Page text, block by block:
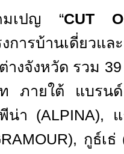
มเปญ “CUT
งการบ้านเดี่ยว
างจังหวัด รวม
ภายใต้ แบร
น่า (ALPINA),
กูธ์เธ่